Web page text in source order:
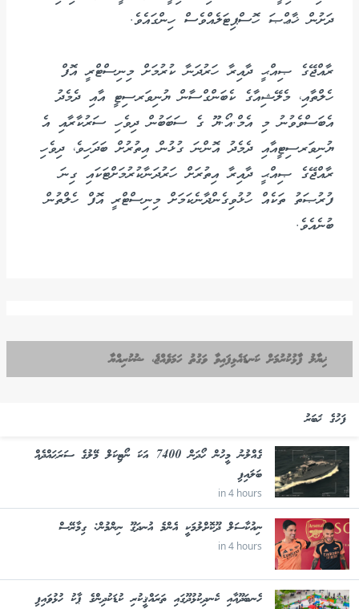
ދަށުން ޚާޢްޞަ ހޮސްޕިޓަލެއްވެސް ހިންގައެވެ.
ރާއްޖޭގެ ޞިއްޙީ ދާއިރާ ހަރުދަނާ ކުރުމަށް މިނިސްޓްރީ އޮފް
ހެލްތާއި، މެލޭޝިއާގެ ކެބަންގްސާން ޔުނިވަރސިޓީ އާއި ދެމެދު
އެބަސްވެވުނު މި އެމް.އޯ.ޔޫ ގެ ސަބަބުން ދިވެހި ސަރުކާރާއި އެ
ޔުނިވަރސިޓީއާއި ދެމެދު އޮންނަ ގުޅުން އިތުރުށް ބަދަހިވެ، ދިވެހި
ރާއްޖޭގެ ޞިއްޙީ ދާއިރާ އިތުރަށް ހަރުދަނާކުރުމަށްޓަކައި ގިނަ
ފުރުޞަތު ތަކެއް ހުޅުވިގެންދާނެކަމަށް މިނިސްޓްރީ އޮފް ހެލްތުން
ބުނެއެވެ.
ޚިޔާލު ފާޅުކުރުމަށް ކަނޑައެޅިފައިވާ ވަގުތު ހަމަވެއްޖެ، ޝުކުރިއްޔާ
ފަހުގެ ޚަބަރު
ގެއްލުނު މީހުން ހޯދަން 7400 އަކަ ނޯޓިކަލް މޭލުގެ ސަރަޙައްދެއް
ބަލައިފި
in 4 hours
ނިއުކާސަލް ދޫކޮށްލުމަކީ އެންމެ އުނދަގޫ ނިންމުން: ގިމާރޭސް
in 4 hours
ހެނބަދޫއާއި ކެނދިކުޅުދޫގައި ތަރައްޤީކުރި ކުޑަކުދިންގެ ޕާކު ހުޅުވައިފި